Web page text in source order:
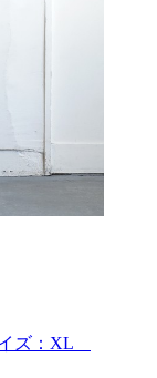
ズ：XL